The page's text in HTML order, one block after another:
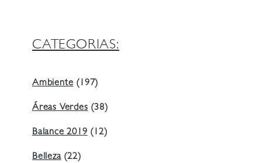
CATEGORIAS:
Ambiente (197)
Áreas Verdes (38)
Balance 2019 (12)
Belleza(22)